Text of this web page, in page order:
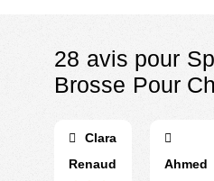
28 avis pour
Brosse Pour
Clara
Renaud
Ahmed